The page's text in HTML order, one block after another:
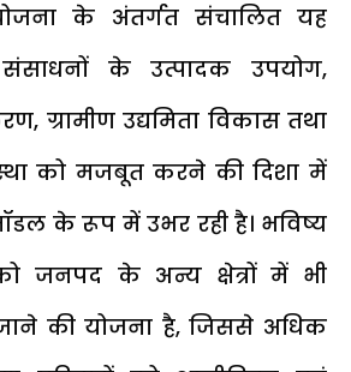
के अंतर्गत संचालित यह
के उत्पादक उपयोग,
ग्रामीण उद्यमिता विकास तथा
को मजबूत करने की दिशा में
के रूप में उभर रही है। भविष्य
जनपद के अन्य क्षेत्रों में भी
जाने की योजना है, जिससे अधिक